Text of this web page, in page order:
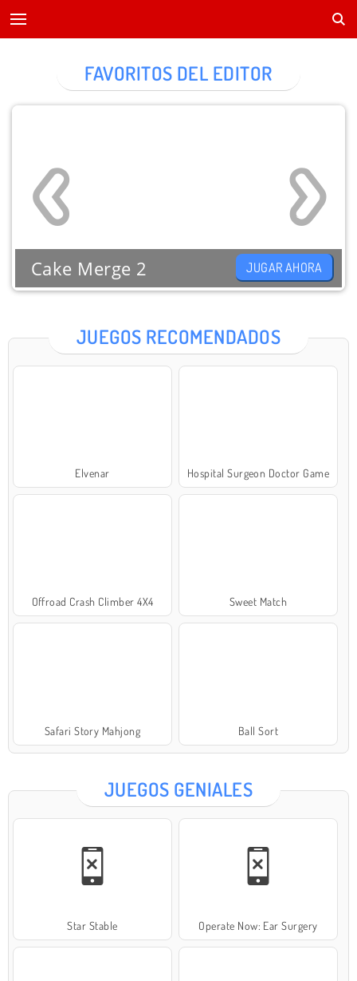
JUEGOS RECOMENDADOS
Elvenar Hospital Surgeon Doctor Game
Offroad Crash Climber 4X4 Sweet Match
Safari Story Mahjong Ball Sort
FAVORITOS DEL EDITOR
Cake Merge 2 JUGAR AHORA
JUEGOS GENIALES
Star Stable Operate Now: Ear Surgery